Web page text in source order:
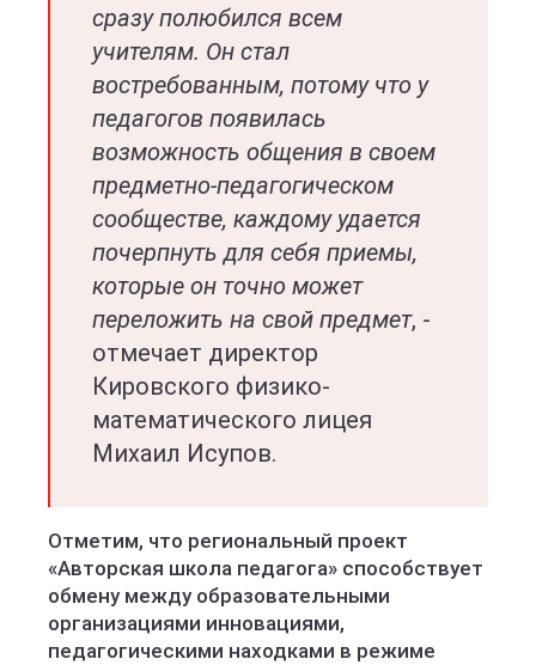
сразу полюбился всем
учителям. Он стал
востребованным, потому что у
педагогов появилась
возможность общения в своем
предметно-педагогическом
сообществе, каждому удается
почерпнуть для себя приемы,
которые он точно может
переложить на свой предмет, -
отмечает директор
Кировского физико-
математического лицея
Михаил Исупов.
Отметим, что региональный проект
«Авторская школа педагога» способствует
обмену между образовательными
организациями инновациями,
педагогическими находками в режиме